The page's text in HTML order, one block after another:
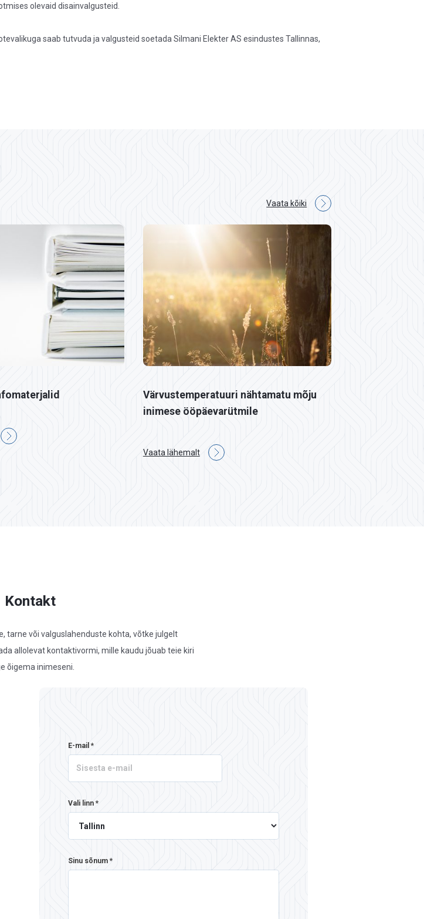
olevaid disainvalgusteid.
saab tutvuda ja valgusteid soetada Silmani Elekter AS esindustes Tallinnas,
Vaata kõiki
Värvustemperatuuri nähtamatu mõju
inimese ööpäevarütmile
Vaata lähemalt
Kontakt
tarne või valguslahenduste kohta, võtke julgelt
allolevat kontaktivormi, mille kaudu jõuab teie kiri
õigema inimeseni.
E-mail *
Vali linn *
Sinu sõnum *